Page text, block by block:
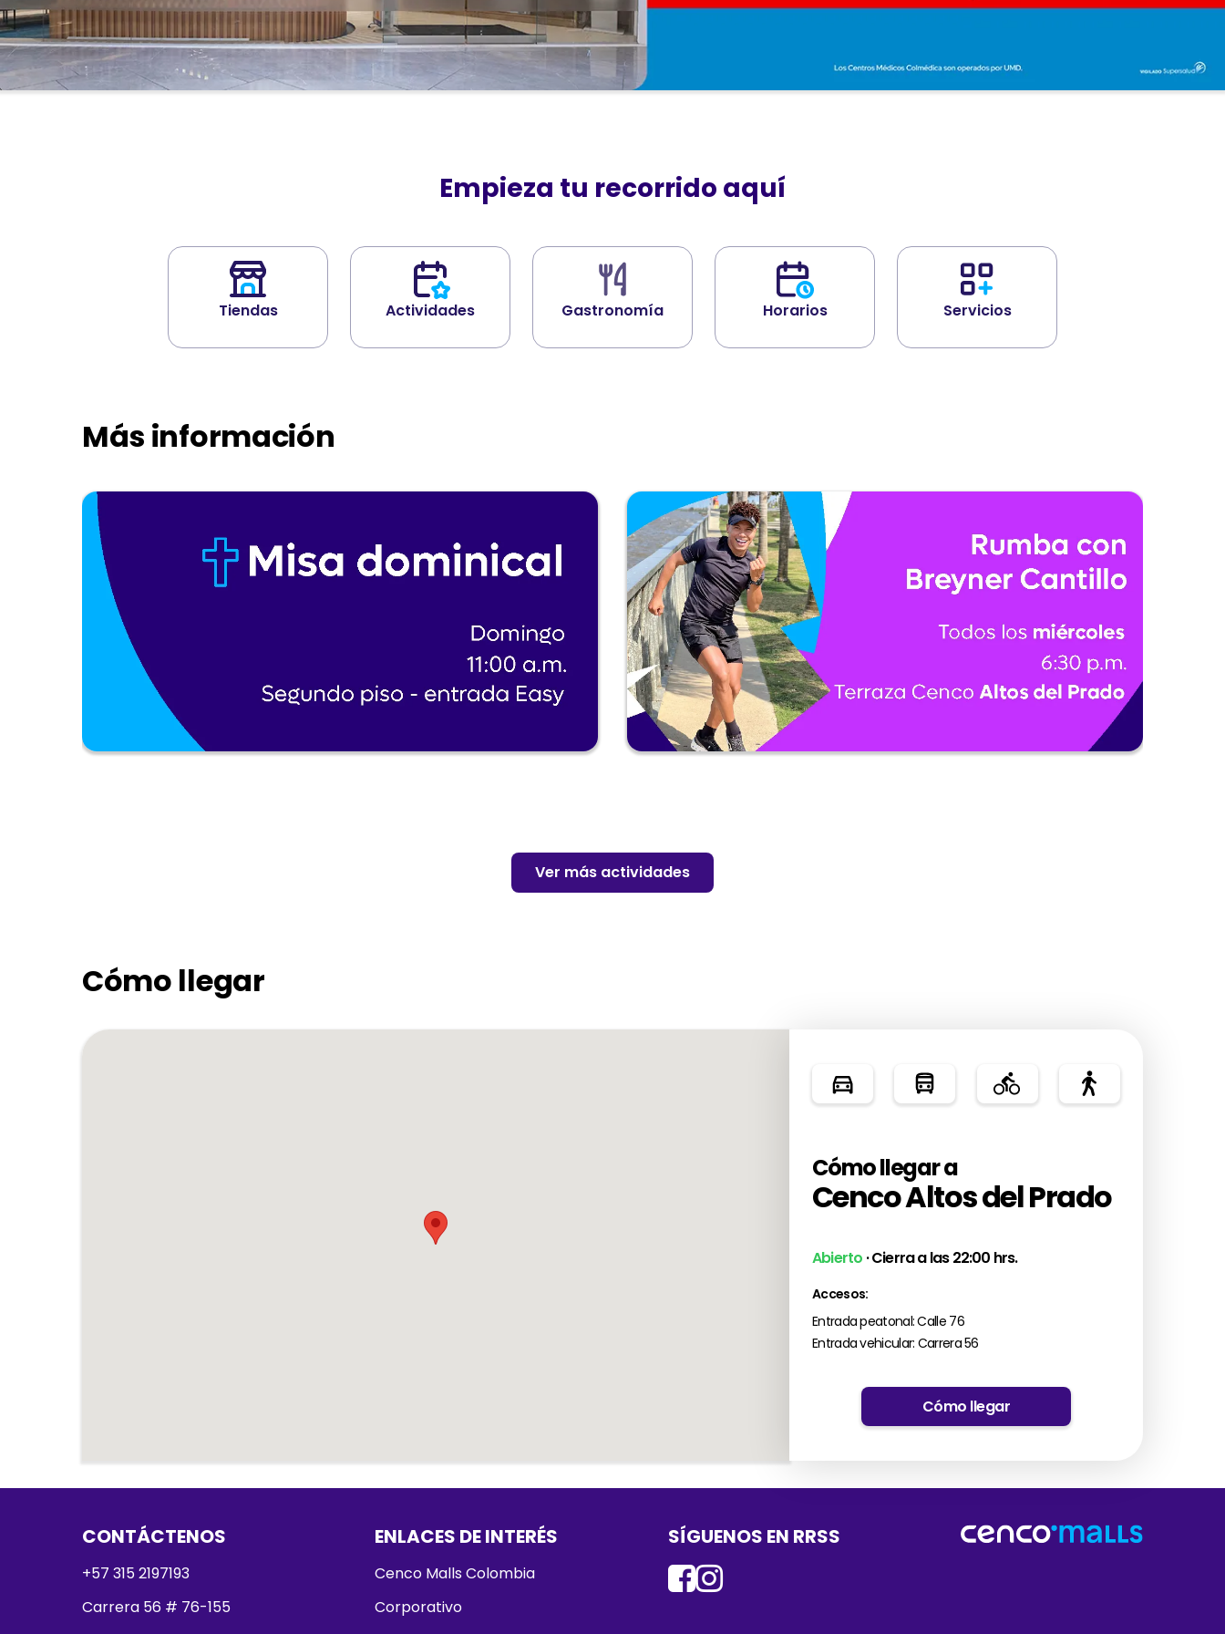
Empieza tu recorrido aquí
Tiendas Actividades Gastronomía Horarios Servicios
Más información
Ver más actividades
Cómo llegar
Cómo llegar a
Cenco Altos del Prado
Abierto · Cierra a las 22:00 hrs.
Accesos:
Entrada peatonal: Calle 76
Entrada vehicular: Carrera 56
Cómo llegar
CONTÁCTENOS
+57 315 2197193
Carrera 56 # 76-155
ENLACES DE INTERÉS
Cenco Malls Colombia
Corporativo
SÍGUENOS EN RRSS